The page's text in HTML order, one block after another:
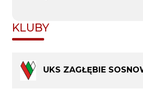
KLUBY
UKS ZAGŁĘBIE